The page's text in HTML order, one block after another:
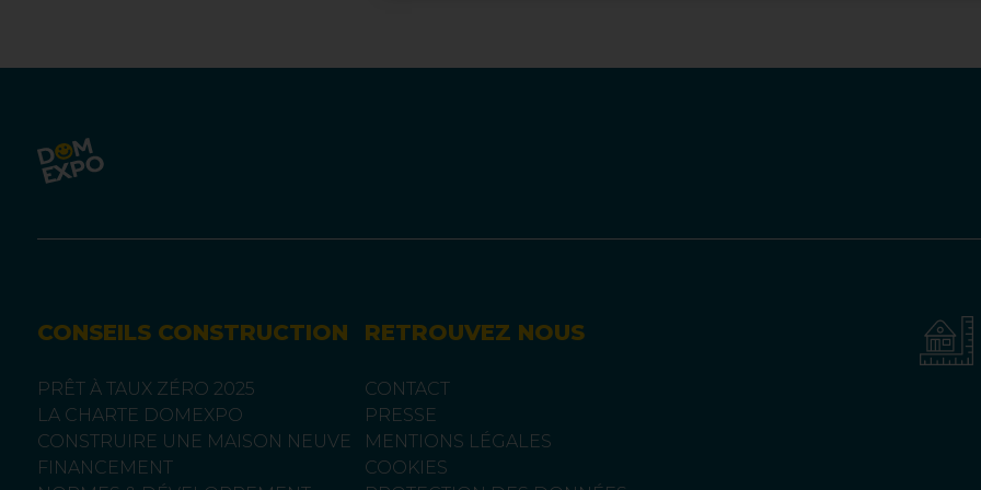
CONSEILS CONSTRUCTION
PRÊT À TAUX ZÉRO 2025
LA CHARTE DOMEXPO
CONSTRUIRE UNE MAISON NEUVE
FINANCEMENT
RETROUVEZ NOUS
CONTACT
PRESSE
MENTIONS LÉGALES
COOKIES